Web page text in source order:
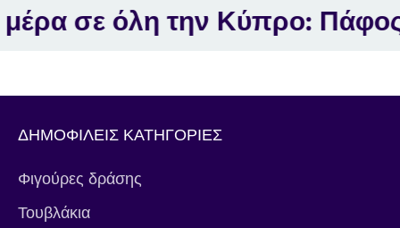
σε όλη την Κύπρο: Πάφος,
ΔΗΜΟΦΙΛΕΙΣ ΚΑΤΗΓΟΡΙΕΣ
Φιγούρες δράσης
Τουβλάκια